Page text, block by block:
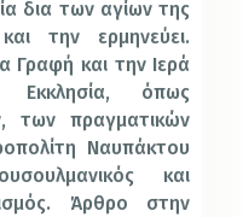
δια των αγίων της
την ερμηνεύει.
Γραφή και την Ιερά
Εκκλησία, όπως
των πραγματικών
Ναυπάκτου
και
Άρθρο στην